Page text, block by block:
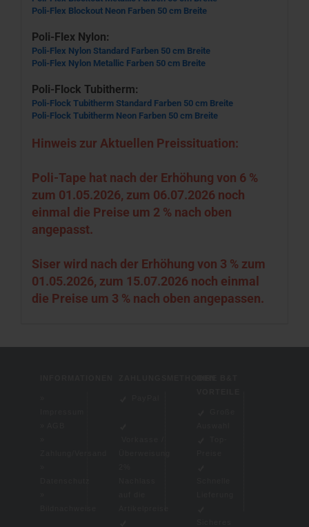
Poli-Flex Blockout Neon Farben 50 cm Breite
Poli-Flex Nylon:
Poli-Flex Nylon Standard Farben 50 cm Breite
Poli-Flex Nylon Metallic Farben 50 cm Breite
Poli-Flock Tubitherm:
Poli-Flock Tubitherm Standard Farben 50 cm Breite
Poli-Flock Tubitherm Neon Farben 50 cm Breite
Hinweis zur Aktuellen Preissituation:
Poli-Tape hat nach der Erhöhung von 6 %
zum 01.05.2026, zum 06.07.2026 noch
einmal die Preise um 2 % nach oben
angepasst.
Siser wird nach der Erhöhung von 3 % zum
01.05.2026, zum 15.07.2026 noch einmal
die Preise um 3 % nach oben angepassen.